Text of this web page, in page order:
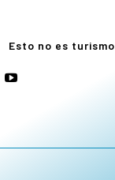
Esto no es turismo